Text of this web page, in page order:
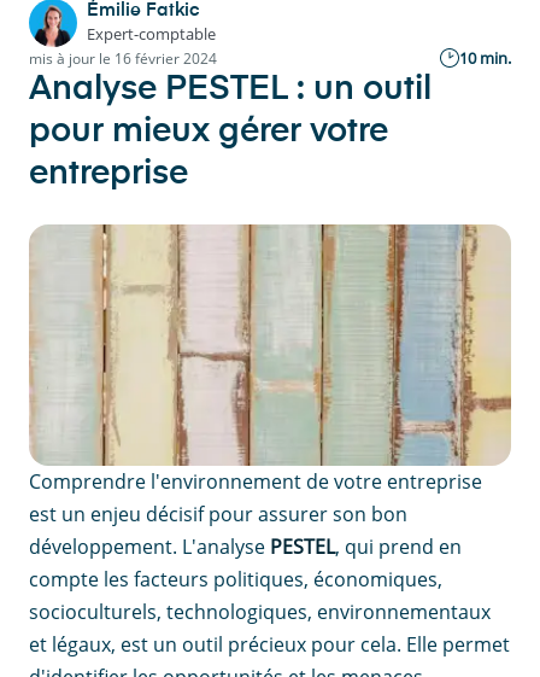
Émilie Fatkic
Expert-comptable
mis à jour le 16 février 2024 10 min.
Analyse PESTEL : un outil
pour mieux gérer votre
entreprise
Comprendre l'environnement de votre entreprise
est un enjeu décisif pour assurer son bon
développement. L'analyse PESTEL, qui prend en
compte les facteurs politiques, économiques,
socioculturels, technologiques, environnementaux
et légaux, est un outil précieux pour cela. Elle permet